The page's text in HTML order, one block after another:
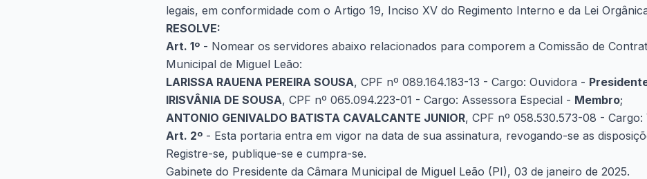
legais, em conformidade com o Artigo 19, Inciso XV do Regimento Interno e da Lei
RESOLVE:
Art. 1º - Nomear os servidores abaixo relacionados para comporem a Comissão de
Municipal de Miguel Leão:
LARISSA RAUENA PEREIRA SOUSA, CPF nº 089.164.183-13 - Cargo: Ouvidora -
IRISVÂNIA DE SOUSA, CPF nº 065.094.223-01 - Cargo: Assessora Especial - Membro;
ANTONIO GENIVALDO BATISTA CAVALCANTE JUNIOR, CPF nº 058.530.573-08 -
Art. 2º - Esta portaria entra em vigor na data de sua assinatura, revogando-se as
Registre-se, publique-se e cumpra-se.
Gabinete do Presidente da Câmara Municipal de Miguel Leão (PI), 03 de janeiro de 2025.